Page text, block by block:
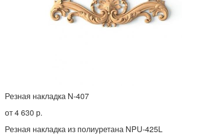
Резная накладка N-407
от 4 630 р.
Резная накладка из полиуретана NPU-425L